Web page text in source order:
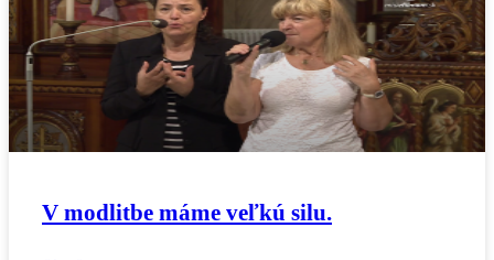
V modlitbe máme veľkú silu.